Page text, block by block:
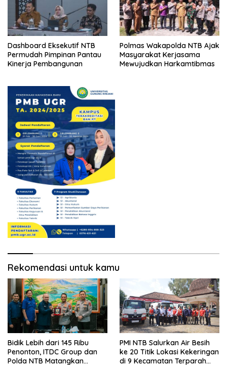
Dashboard Eksekutif NTB
Permudah Pimpinan Pantau
Kinerja Pembangunan
Polmas Wakapolda NTB Ajak
Masyarakat Kerjasama
Mewujudkan Harkamtibmas
Rekomendasi untuk kamu
Bidik Lebih dari 145 Ribu
Penonton, ITDC Group dan
Polda NTB Matangkan
PMI NTB Salurkan Air Besih
ke 20 Titik Lokasi Kekeringan
di 9 Kecamatan Terparah